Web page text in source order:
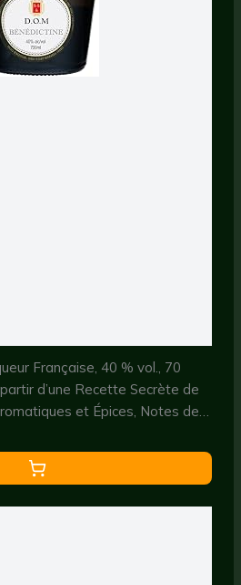
Française, 40 % vol., 70
d’une Recette Secrète de
et Épices, Notes de
Douce